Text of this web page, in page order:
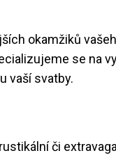
okamžiků
se na
vaší svatby.
či